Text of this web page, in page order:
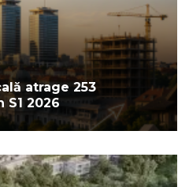
atrage 253
2026